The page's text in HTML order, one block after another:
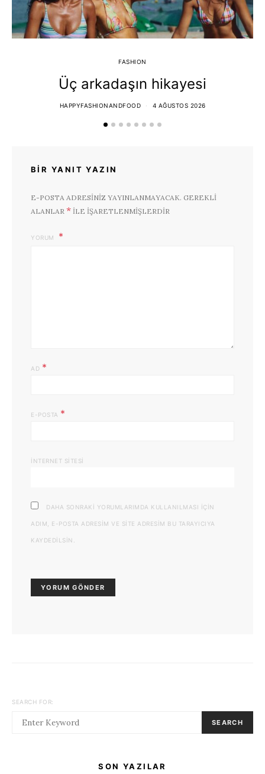
FASHION
Üç arkadaşın hikayesi
HAPPYFASHIONANDFOOD 4 AĞUSTOS 2026
BIR YANIT YAZIN
E-POSTA ADRESINIZ YAYINLANMAYACAK. GEREKLI
ALANLAR * ILE IŞARETLENMIŞLERDIR
YORUM
AD *
E-POSTA *
İNTERNET SITESI
DAHA SONRAKI YORUMLARIMDA KULLANILMASI IÇIN
ADIM, E-POSTA ADRESIM VE SITE ADRESIM BU TARAYICIYA
KAYDEDILSIN.
SEARCH FOR:
SEARCH
SON YAZILAR